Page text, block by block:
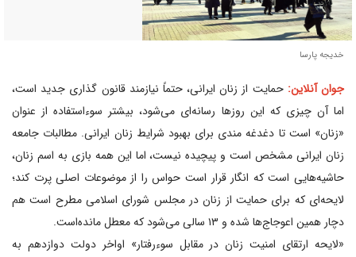
خدیجه پارسا
جوان آنلاین: حمایت از زنان ایرانی، حتماً نیازمند قانون گذاری جدید است،
اما آن چیزی که این روز‌ها رسانه‌ای می‌شود، بیشتر سوءاستفاده از عنوان
«زنان» است تا دغدغه مندی برای بهبود شرایط زنان ایرانی. مطالبات جامعه
زنان ایرانی مشخص است و پیچیده نیست، اما این همه بازی به اسم زنان،
حاشیه‌هایی است که انگار قرار است حواس را از موضوعات اصلی پرت کند؛
لایحه‌ای که برای حمایت از زنان در مجلس شورای اسلامی مطرح است هم
دچار همین اعوجاج‌ها شده و ۱۳ سالی می‌شود که معطل مانده‌است.
«لایحه ارتقای امنیت زنان در مقابل سوءرفتار» اواخر دولت دوازدهم به